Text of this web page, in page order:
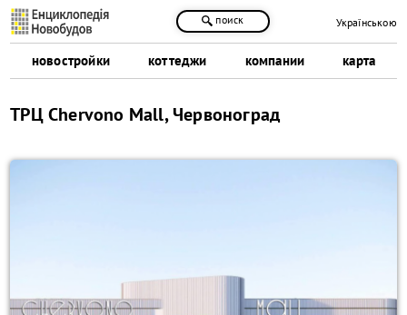
новостройки коттеджи компании карта
поиск Українською
ТРЦ Chervono Mall, Червоноград